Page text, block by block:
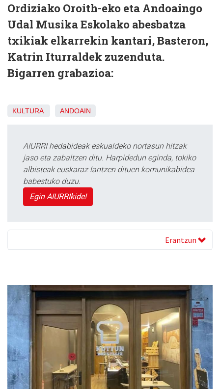
Ordiziako Oroith-eko eta Andoaingo
Udal Musika Eskolako abesbatza
txikiak elkarrekin kantari, Basteron,
Katrin Iturraldek zuzenduta.
Bigarren grabazioa:
KULTURA ANDOAIN
AIURRI hedabideak eskualdeko nortasun hitzak
jaso eta zabaltzen ditu. Harpidedun eginda, tokiko
albisteak euskaraz lantzen dituen komunikabidea
babestuko duzu.
Egin AIURRIkide!
Erantzun